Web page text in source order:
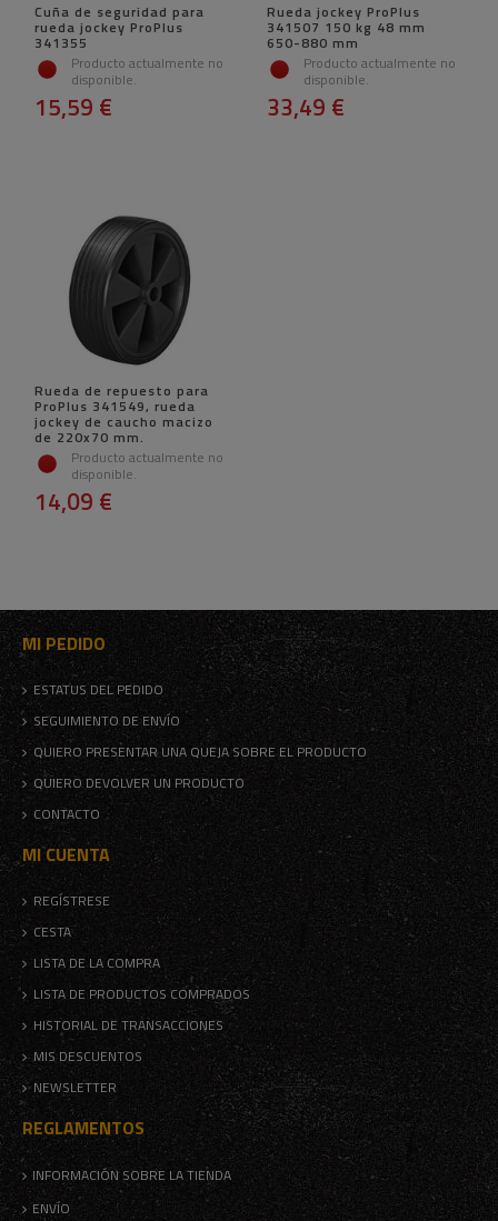
Cuña de seguridad para
rueda jockey ProPlus
341355
Producto actualmente no
disponible.
15,59 €
Rueda jockey ProPlus
341507 150 kg 48 mm
650-880 mm
Producto actualmente no
disponible.
33,49 €
Rueda de repuesto para
ProPlus 341549, rueda
jockey de caucho macizo
de 220x70 mm.
Producto actualmente no
disponible.
14,09 €
MI PEDIDO
ESTATUS DEL PEDIDO
SEGUIMIENTO DE ENVÍO
QUIERO PRESENTAR UNA QUEJA SOBRE EL PRODUCTO
QUIERO DEVOLVER UN PRODUCTO
CONTACTO
MI CUENTA
REGÍSTRESE
CESTA
LISTA DE LA COMPRA
LISTA DE PRODUCTOS COMPRADOS
HISTORIAL DE TRANSACCIONES
MIS DESCUENTOS
NEWSLETTER
REGLAMENTOS
INFORMACIÓN SOBRE LA TIENDA
ENVÍO